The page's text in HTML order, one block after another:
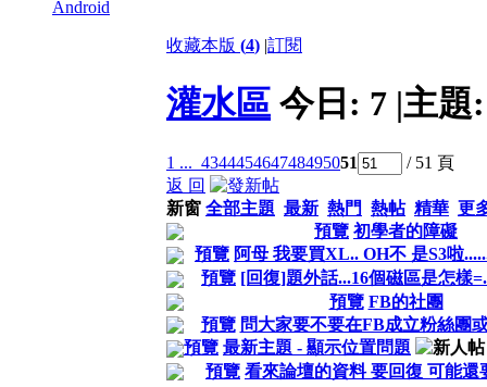
Android
收藏本版 (4) |訂閱
灌水區 今日: 7 |主
1 ... 434445464748495051
/ 51 頁
返 回
新窗 全部主題 最新 熱門 熱帖 精華 更
預覽 初學者的障礙
預覽 阿母 我要買XL.. OH不 是S3啦
預覽 [回復]題外話...16個磁區是怎樣
預覽 FB的社團
預覽 問大家要不要在FB成立粉絲團
預覽 最新主題 - 顯示位置問題
預覽 看來論壇的資料 要回復 可能還